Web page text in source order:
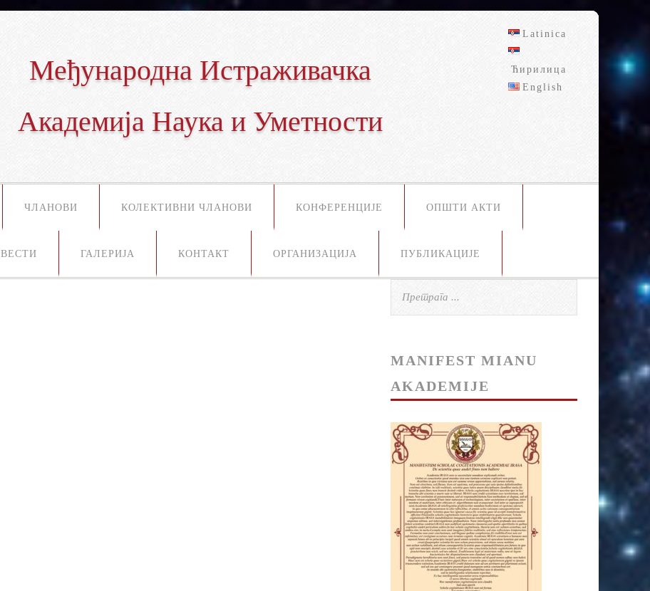
Међународна Истраживачка
Академија Наука и Уметности
Latinica
Ћирилица
English
ЧЛАНОВИ КОЛЕКТИВНИ ЧЛАНОВИ КОНФЕРЕНЦИЈЕ ОПШТИ АКТИ
ВЕСТИ ГАЛЕРИЈА КОНТАКТ ОРГАНИЗАЦИЈА ПУБЛИКАЦИЈЕ
MANIFEST MIANU
AKADEMIJE